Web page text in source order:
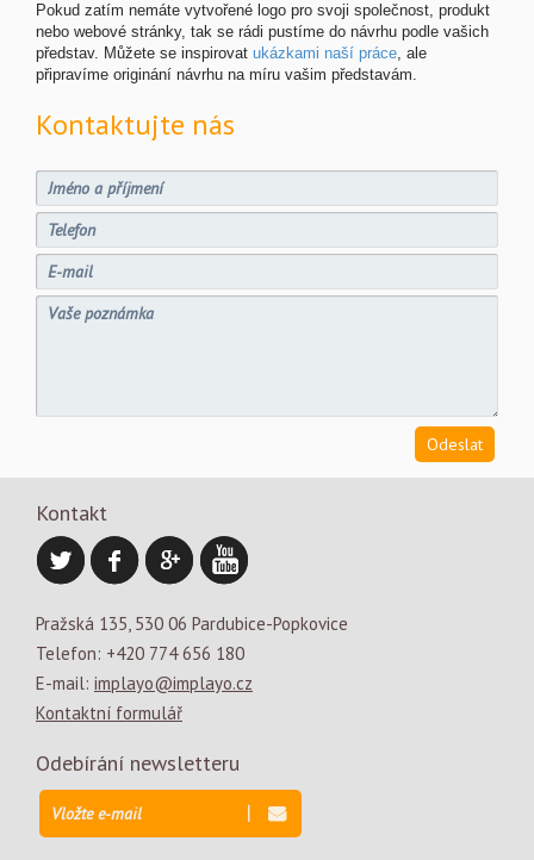
Pokud zatím nemáte vytvořené logo pro svoji společnost, produkt
nebo webové stránky, tak se rádi pustíme do návrhu podle vašich
představ. Můžete se inspirovat ukázkami naší práce, ale
připravíme originání návrhu na míru vašim představám.
Kontaktujte nás
Kontakt
Pražská 135, 530 06 Pardubice-Popkovice
Telefon: +420 774 656 180
E-mail: implayo@implayo.cz
Kontaktní formulář
Odebírání newsletteru